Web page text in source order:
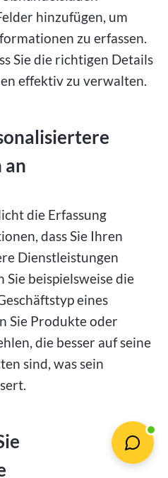
hinzufügen, um
zu erfassen.
Sie die richtigen Details
effektiv zu verwalten.
an
die Erfassung
dass Sie Ihren
Dienstleistungen
Sie beispielsweise die
eines
Sie Produkte oder
die besser auf seine
sind, was sein